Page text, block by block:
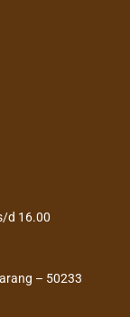
d 16.00
– 50233